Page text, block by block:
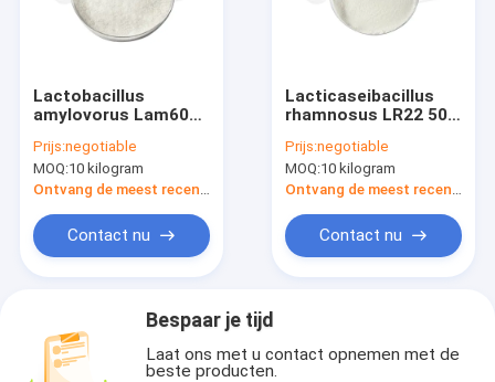
Lactobacillus
amylovorus Lam600
Veganistisch/Allergeenvrij/Glutenvrij/Zuivelvrij
Prijs:negotiable
MOQ:10 kilogram
Ontvang de meest recente Prijs
Contact nu
Lacticaseibacillus
rhamnosus LR22 500
Veganistisch/
Prijs:negotiable
MOQ:10 kilogram
Ontvang de meest recente Prijs
Contact nu
Bespaar je tijd
Laat ons met u contact opnemen met de
beste producten.